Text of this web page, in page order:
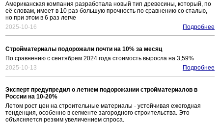
Американская компания разработала новый тип древесины, который, по
её словам, имеет в 10 раз большую прочность по сравнению со сталью,
но при этом в 6 раз легче
2025-10-16
Подробнее
Стройматериалы подорожали почти на 10% за месяц
По сравнению с сентябрем 2024 года стоимость выросла на 3,59%
2025-10-13
Подробнее
Эксперт предупредил о летнем подорожании стройматериалов в
России на 10-20%
Летом рост цен на строительные материалы - устойчивая ежегодная
тенденция, особенно в сегменте загородного строительства. Это
объясняется резким увеличением спроса.